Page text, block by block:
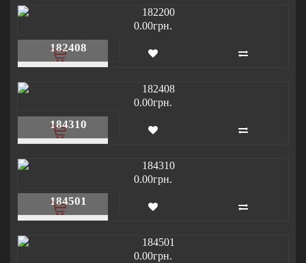
0.00грн.
182408
0.00грн.
184310
0.00грн.
184501
0.00грн.